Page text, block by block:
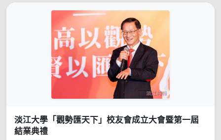
淡江大學「觀勢匯天下」校友會成立大會暨第一屆
結業典禮